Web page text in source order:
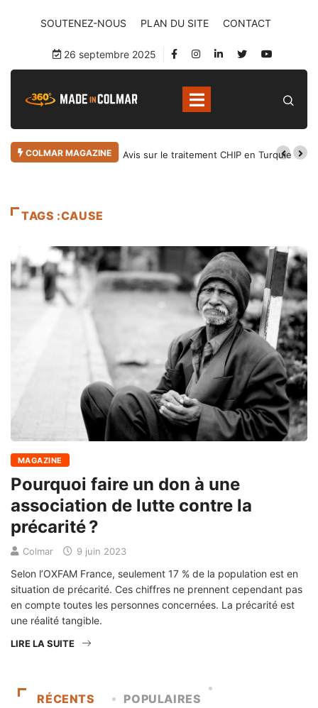
SOUTENEZ-NOUS PLAN DU SITE CONTACT
26 septembre 2025
COLMAR MAGAZINE Avis sur le traitement CHIP en Turquie
TAGS :CAUSE
MAGAZINE
Pourquoi faire un don à une
association de lutte contre la
précarité ?
Colmar 9 juin 2023
Selon l’OXFAM France, seulement 17 % de la population est en
situation de précarité. Ces chiffres ne prennent cependant pas
en compte toutes les personnes concernées. La précarité est
une réalité tangible.
LIRE LA SUITE
RÉCENTS POPULAIRES